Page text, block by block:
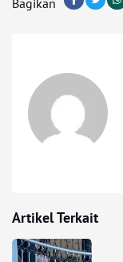
Artikel Terkait